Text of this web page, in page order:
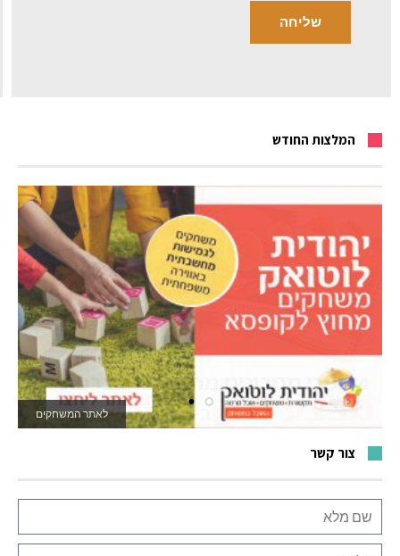
המלצות החודש
לאתר המשחקים
צור קשר